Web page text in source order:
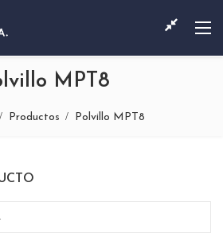
MPT8
Productos Polvillo MPT8